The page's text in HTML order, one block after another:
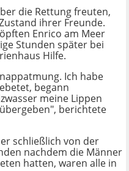
die Rettung freuten,
ihrer Freunde.
Enrico am Meer
Stunden später bei
Hilfe.
Ich habe
begann
meine Lippen
berichtete
schließlich von der
nachdem die Männer
hatten, waren alle in